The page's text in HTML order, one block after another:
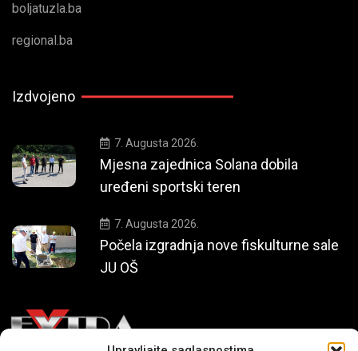
boljatuzla.ba
regional.ba
Izdvojeno
7. Augusta 2026.
Mjesna zajednica Solana dobila
uređeni sportski teren
7. Augusta 2026.
Počela izgradnja nove fiskulturne sale
JU OŠ